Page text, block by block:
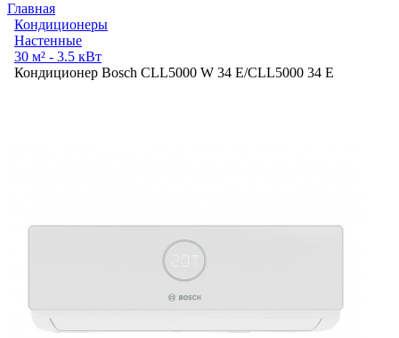
Главная
Кондиционеры
Настенные
30 м² - 3.5 кВт
Кондиционер Bosch CLL5000 W 34 E/CLL5000 34 E